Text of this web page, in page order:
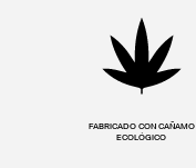
FABRICADO CON CAÑAMO
ECOLÓGICO